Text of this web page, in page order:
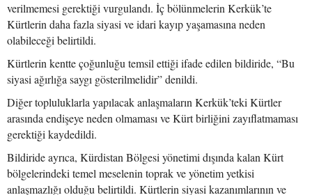
verilmemesi gerektiği vurgulandı. İç bölünmelerin Kerkük’te
Kürtlerin daha fazla siyasi ve idari kayıp yaşamasına neden
olabileceği belirtildi.
Kürtlerin kentte çoğunluğu temsil ettiği ifade edilen bildiride, “Bu
siyasi ağırlığa saygı gösterilmelidir” denildi.
Diğer topluluklarla yapılacak anlaşmaların Kerkük’teki Kürtler
arasında endişeye neden olmaması ve Kürt birliğini zayıflatmaması
gerektiği kaydedildi.
Bildiride ayrıca, Kürdistan Bölgesi yönetimi dışında kalan Kürt
bölgelerindeki temel meselenin toprak ve yönetim yetkisi
anlaşmazlığı olduğu belirtildi. Kürtlerin siyasi kazanımlarının ve